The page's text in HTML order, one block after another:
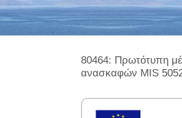
80464: Πρωτότυπη
ανασκαφών MIS